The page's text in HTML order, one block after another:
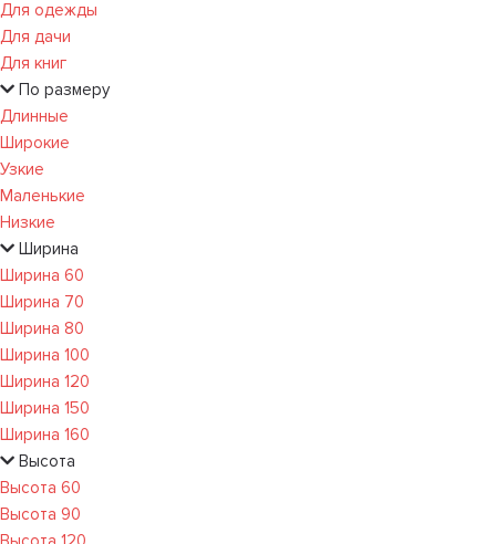
Для одежды
Для дачи
Для книг
По размеру
Длинные
Широкие
Узкие
Маленькие
Низкие
Ширина
Ширина 60
Ширина 70
Ширина 80
Ширина 100
Ширина 120
Ширина 150
Ширина 160
Высота
Высота 60
Высота 90